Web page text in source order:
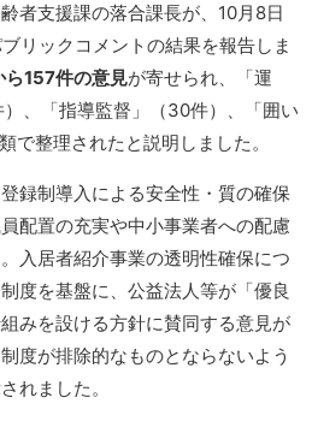
者支援課の落合課長が、10月8日
リックコメントの結果を報告しま
157件の意見が寄せられ、「運
、「指導監督」（30件）、「囲い
で整理されたと説明しました。
録制導入による安全性・質の確保
配置の充実や中小事業者への配慮
入居者紹介事業の透明性確保につ
度を基盤に、公益法人等が「優良
みを設ける方針に賛同する意見が
度が排除的なものとならないよう
れました。